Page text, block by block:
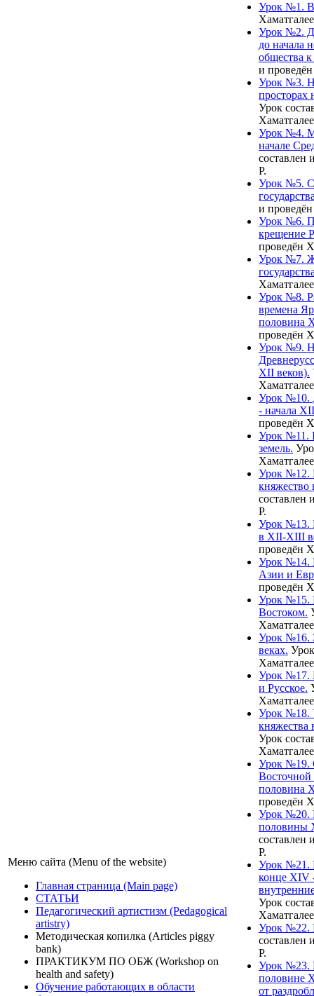
Меню сайта (Menu of the website)
Главная страница (Main page)
СТАТЬИ
Педагогический артистизм (Pedagogical
artistry)
Методическая копилка (Articles piggy
bank)
ПРАКТИКУМ ПО ОБЖ (Workshop on
health and safety)
Обучение работающих в области
Урок №1.
Урок №2.
до начала
общества
и
Урок №3.
просторах
Урок
Урок №4.
начале
составлен
Р.
Урок №5.
и
Урок №6.
крещение
проведён
Урок №7.
Урок №8.
времена
половина
проведён
Урок №9.
XII веков).
Урок №10.
- начала
проведён
Урок №11.
земель.
Урок №12.
составлен
Р.
Урок №13.
в XII-XIII
проведён
Урок №14.
Азии и
проведён
Урок №15.
Востоком.
Урок №16.
веках.
Урок №17.
и Русское.
Урок №18.
княжества
Урок
Урок №19.
Восточной
половина
проведён
Урок №20.
половины
составлен
Р.
Урок №21.
конце XIV
Урок
Урок №22.
составлен
Р.
Урок №23.
половине
от